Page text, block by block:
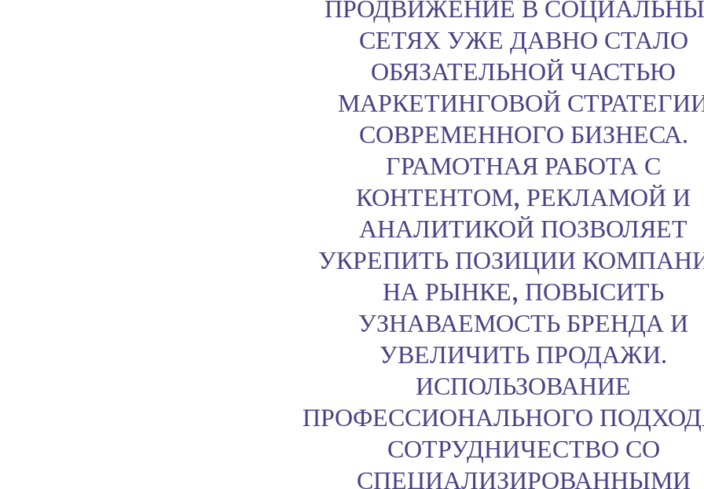
ПРОДВИЖЕНИЕ В
СЕТЯХ УЖЕ ДАВНО СТАЛО
ОБЯЗАТЕЛЬНОЙ ЧАСТЬЮ
МАРКЕТИНГОВОЙ
СОВРЕМЕННОГО БИЗНЕСА.
ГРАМОТНАЯ РАБОТА С
КОНТЕНТОМ, РЕКЛАМОЙ И
АНАЛИТИКОЙ ПОЗВОЛЯЕТ
УКРЕПИТЬ ПОЗИЦИИ
НА РЫНКЕ, ПОВЫСИТЬ
УЗНАВАЕМОСТЬ БРЕНДА И
УВЕЛИЧИТЬ ПРОДАЖИ.
ИСПОЛЬЗОВАНИЕ
ПРОФЕССИОНАЛЬНОГО
СОТРУДНИЧЕСТВО СО
СПЕЦИАЛИЗИРОВАННЫМИ